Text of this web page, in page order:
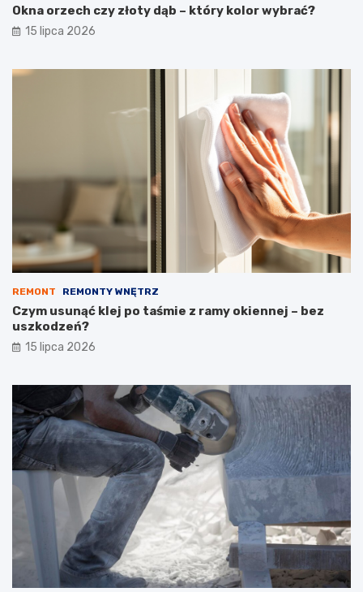
Okna orzech czy złoty dąb – który kolor wybrać?
15 lipca 2026
REMONT REMONTY WNĘTRZ
Czym usunąć klej po taśmie z ramy okiennej – bez
uszkodzeń?
15 lipca 2026